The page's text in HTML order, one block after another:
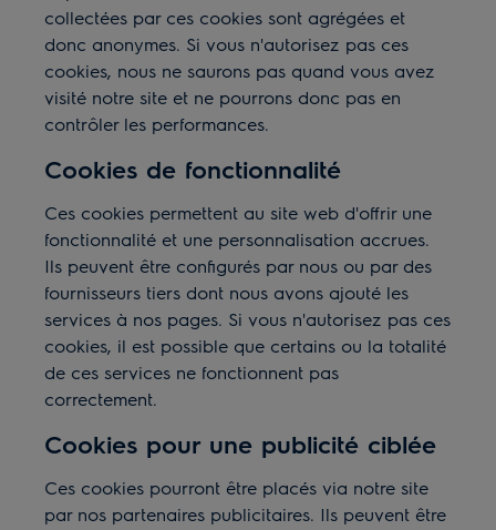
collectées par ces cookies sont agrégées et
donc anonymes. Si vous n'autorisez pas ces
cookies, nous ne saurons pas quand vous avez
visité notre site et ne pourrons donc pas en
contrôler les performances.
Cookies de fonctionnalité
Ces cookies permettent au site web d'offrir une
fonctionnalité et une personnalisation accrues.
Ils peuvent être configurés par nous ou par des
fournisseurs tiers dont nous avons ajouté les
services à nos pages. Si vous n'autorisez pas ces
cookies, il est possible que certains ou la totalité
de ces services ne fonctionnent pas
correctement.
Cookies pour une publicité ciblée
Ces cookies pourront être placés via notre site
par nos partenaires publicitaires. Ils peuvent être